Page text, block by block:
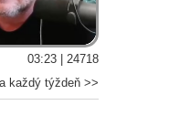
03:23 | 24718
každý týždeň >>